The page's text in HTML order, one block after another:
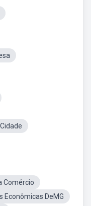
Comércio
Econômicas DeMG